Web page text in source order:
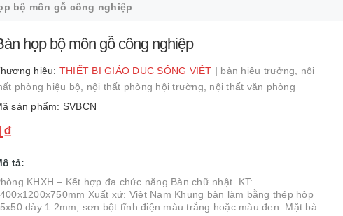
bộ môn gỗ công nghiệp
họp bộ môn gỗ công nghiệp
hiệu: THIẾT BỊ GIÁO DỤC SÔNG VIỆT | bàn hiệu trưởng, nội
phòng hiệu bộ, nội thất phòng hội trường, nội thất văn phòng
sản phẩm: SVBCN
tả:
KHXH – Kết hợp đa chức năng Bàn chữ nhật KT:
Xuất xứ: Việt Nam Khung bàn làm bằng thép hộp
dày 1.2mm, sơn bột tĩnh điện màu trắng hoặc màu đen. Mặt bàn